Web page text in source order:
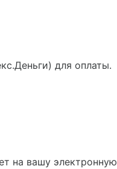
для оплаты.
на вашу электронную